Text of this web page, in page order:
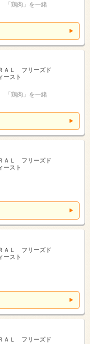
「鶏肉」を一緒
ＡＬ フリーズド
ースト
「鶏肉」を一緒
ＡＬ フリーズド
ースト
ＡＬ フリーズド
ースト
ＡＬ フリーズド